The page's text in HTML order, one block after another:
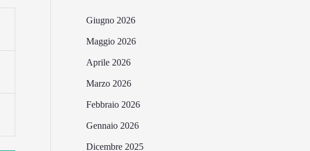
Giugno 2026
Maggio 2026
Aprile 2026
Marzo 2026
Febbraio 2026
Gennaio 2026
Dicembre 2025